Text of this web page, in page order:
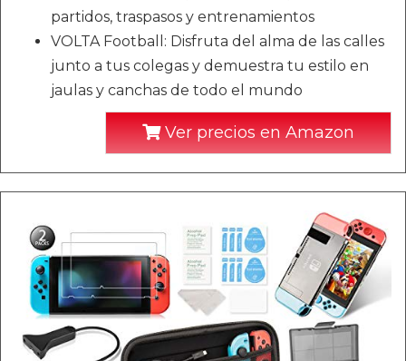
partidos, traspasos y entrenamientos
VOLTA Football: Disfruta del alma de las calles
junto a tus colegas y demuestra tu estilo en
jaulas y canchas de todo el mundo
Ver precios en Amazon